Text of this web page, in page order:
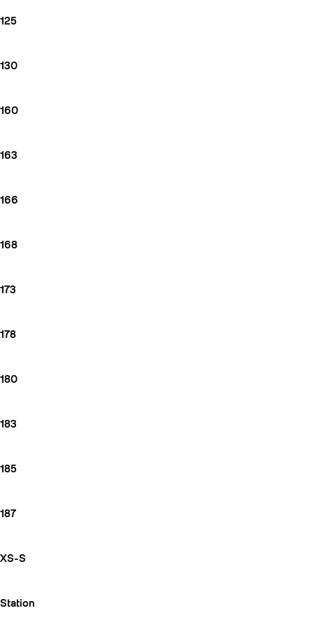
125
130
160
163
166
168
173
178
180
183
185
187
XS-S
Station